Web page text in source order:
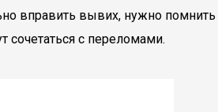
вправить вывих, нужно помнить
сочетаться с переломами.